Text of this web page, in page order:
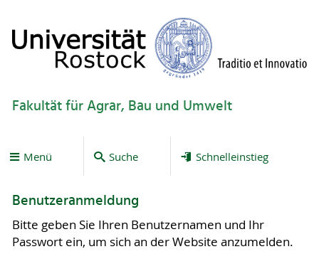
Fakultät für Agrar, Bau und Umwelt
Menü Suche Schnelleinstieg
Benutzeranmeldung
Bitte geben Sie Ihren Benutzernamen und Ihr
Passwort ein, um sich an der Website anzumelden.